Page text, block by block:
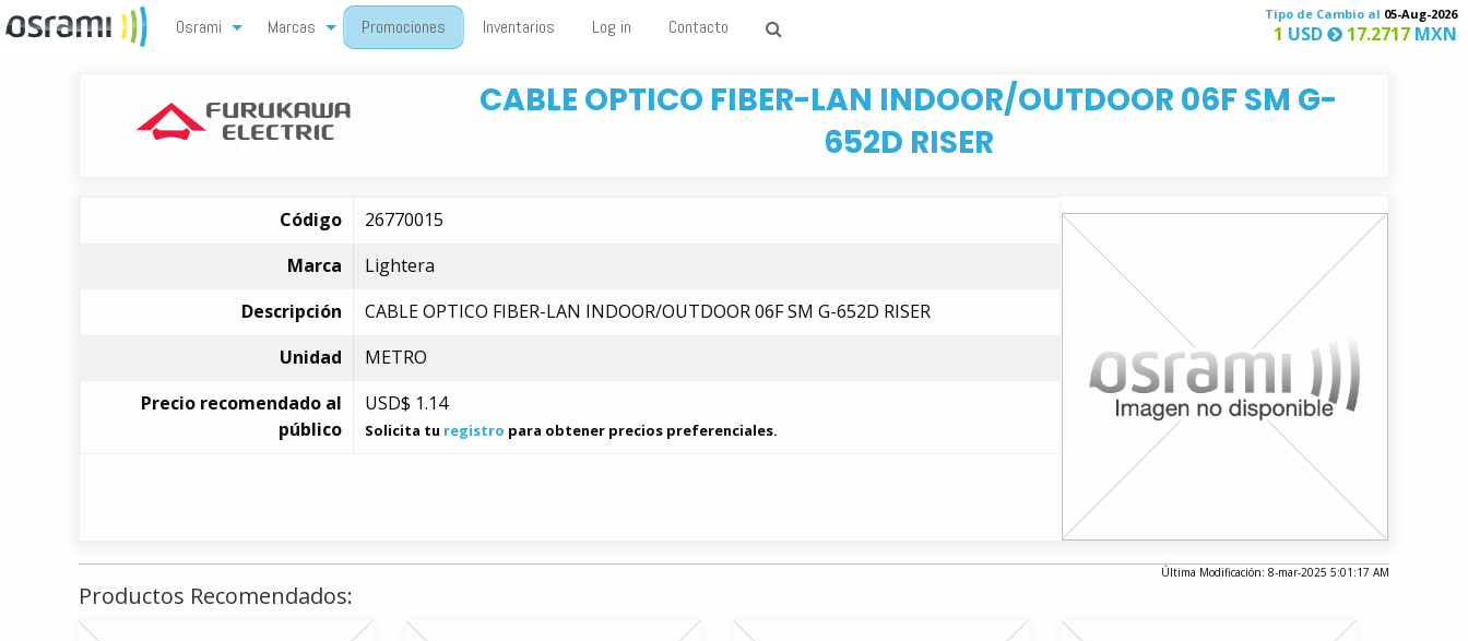
Osrami Marcas Promociones Inventarios Log in Contacto
Tipo de Cambio al 05-Aug-2026
1 USD 17.2717 MXN
CABLE OPTICO FIBER-LAN INDOOR/OUTDOOR 06F SM G-
652D RISER
Código
26770015
Marca
Lightera
Descripción
CABLE OPTICO FIBER-LAN INDOOR/OUTDOOR 06F SM G-652D RISER
Unidad
METRO
Precio recomendado al
público
USD$ 1.14
Solicita tu registro para obtener precios preferenciales.
Última Modificación: 8-mar-2025 5:01:17 AM
Productos Recomendados: